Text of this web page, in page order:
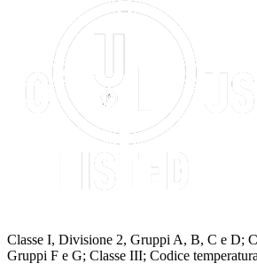
Classe I, Divisione 2, Gruppi A, B, C e D;
Gruppi F e G; Classe III; Codice